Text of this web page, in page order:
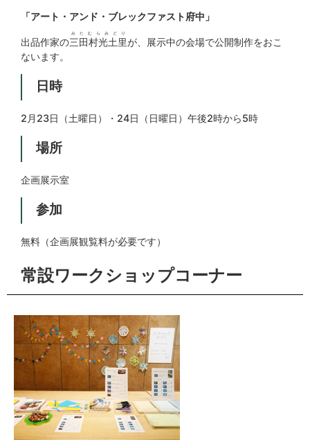
「アート・アンド・ブレックファスト府中」
出品作家の三田村光土里
みたむらみどり
が、展示中の会場で公開制作をおこ
ないます。
日時
2月23日（土曜日）・24日（日曜日）午後2時から5時
場所
企画展示室
参加
無料（企画展観覧料が必要です）
常設ワークショップコーナー